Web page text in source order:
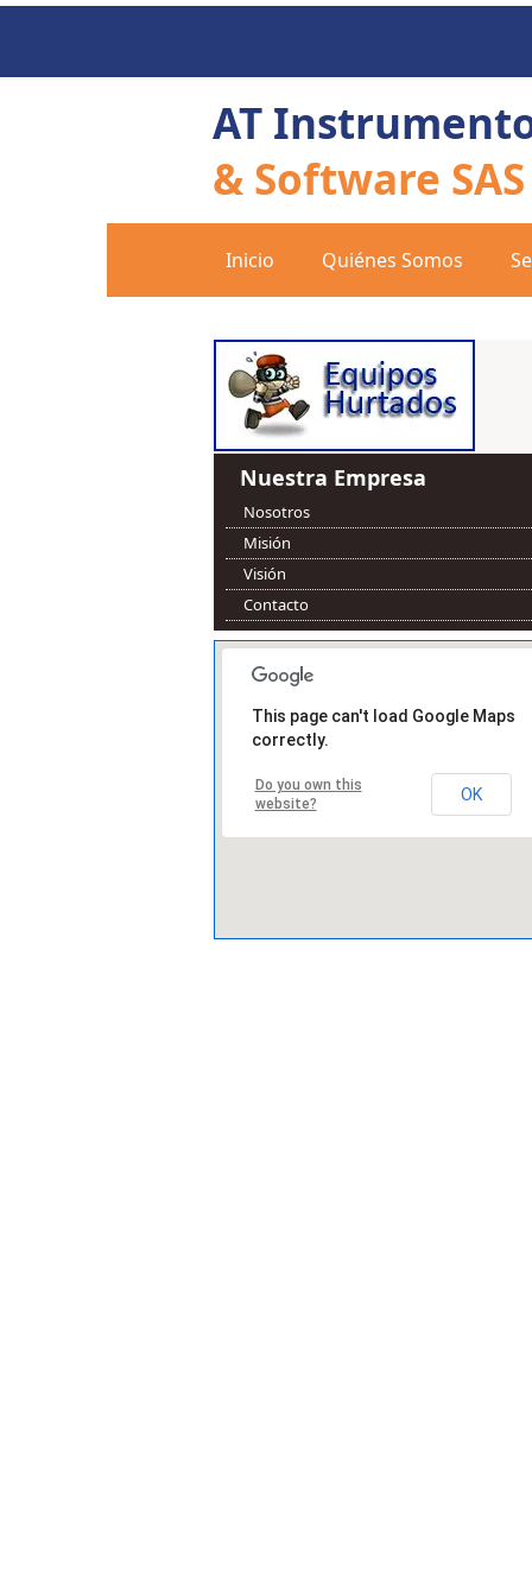
AT
& Software SAS
Inicio Quiénes Somos
Nuestra Empresa
Nosotros
Misión
Visión
Contacto
This page can't load Google Maps
correctly.
Do you own this
website?
OK